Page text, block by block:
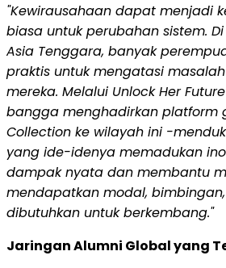
"Kewirausahaan dapat menjadi
biasa untuk perubahan sistem.
Asia Tenggara, banyak
praktis untuk mengatasi
mereka. Melalui Unlock Her
bangga menghadirkan platform
Collection ke wilayah ini -
yang ide-idenya memadukan
dampak nyata dan membantu
mendapatkan modal,
dibutuhkan untuk berkembang."
Jaringan Alumni Global yang